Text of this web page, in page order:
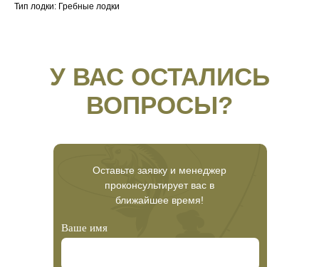
Тип лодки: Гребные лодки
У ВАС ОСТАЛИСЬ
ВОПРОСЫ?
Оставьте заявку и менеджер
проконсультирует вас в
ближайшее время!
Ваше имя